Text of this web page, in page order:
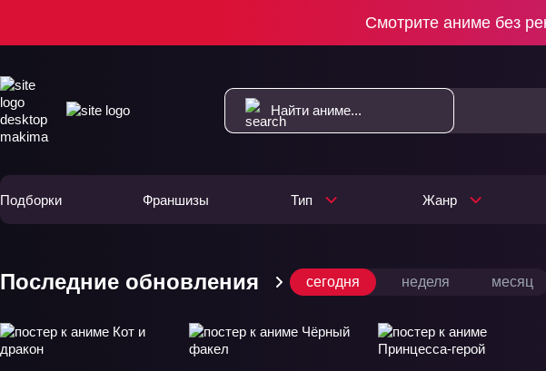
Смотрите аниме без
Подборки Франшизы Тип Жанр
Последние обновления сегодня неделя месяц